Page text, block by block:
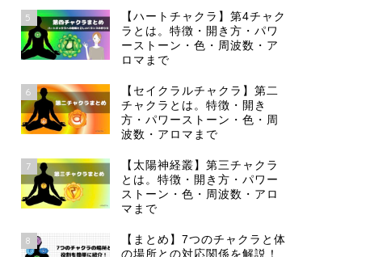
5
【ハートチャクラ】第4チャク
ラとは。特徴・開き方・パワ
ーストーン・色・周波数・ア
ロマまで
6
【セイクラルチャクラ】第二
チャクラとは。特徴・開き
方・パワーストーン・色・周
波数・アロマまで
7
【太陽神経叢】第三チャクラ
とは。特徴・開き方・パワー
ストーン・色・周波数・アロ
マまで
8
【まとめ】7つのチャクラと体
の場所との対応関係を解説！